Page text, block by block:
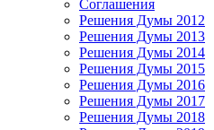
Соглашения
Решения Думы 2012
Решения Думы 2013
Решения Думы 2014
Решения Думы 2015
Решения Думы 2016
Решения Думы 2017
Решения Думы 2018